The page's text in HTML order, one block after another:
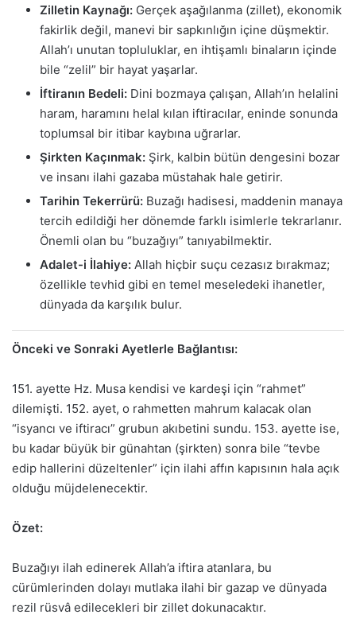
Zilletin Kaynağı: Gerçek aşağılanma (zillet), ekonomik
fakirlik değil, manevi bir sapkınlığın içine düşmektir.
Allah’ı unutan topluluklar, en ihtişamlı binaların içinde
bile “zelil” bir hayat yaşarlar.
İftiranın Bedeli: Dini bozmaya çalışan, Allah’ın helalini
haram, haramını helal kılan iftiracılar, eninde sonunda
toplumsal bir itibar kaybına uğrarlar.
Şirkten Kaçınmak: Şirk, kalbin bütün dengesini bozar
ve insanı ilahi gazaba müstahak hale getirir.
Tarihin Tekerrürü: Buzağı hadisesi, maddenin manaya
tercih edildiği her dönemde farklı isimlerle tekrarlanır.
Önemli olan bu “buzağıyı” tanıyabilmektir.
Adalet-i İlahiye: Allah hiçbir suçu cezasız bırakmaz;
özellikle tevhid gibi en temel meseledeki ihanetler,
dünyada da karşılık bulur.
Önceki ve Sonraki Ayetlerle Bağlantısı:
151. ayette Hz. Musa kendisi ve kardeşi için “rahmet”
dilemişti. 152. ayet, o rahmetten mahrum kalacak olan
“isyancı ve iftiracı” grubun akıbetini sundu. 153. ayette ise,
bu kadar büyük bir günahtan (şirkten) sonra bile “tevbe
edip hallerini düzeltenler” için ilahi affın kapısının hala açık
olduğu müjdelenecektir.
Özet:
Buzağıyı ilah edinerek Allah’a iftira atanlara, bu
cürümlerinden dolayı mutlaka ilahi bir gazap ve dünyada
rezil rüsvâ edilecekleri bir zillet dokunacaktır.